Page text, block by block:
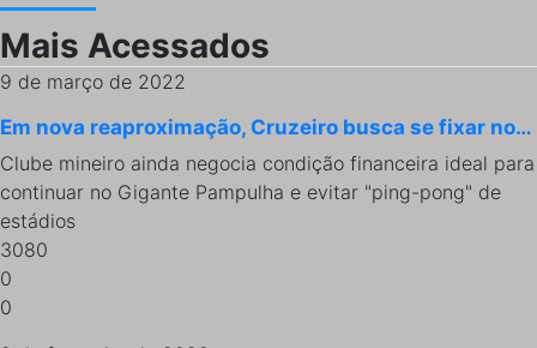
Mais Acessados
9 de março de 2022
Em nova reaproximação, Cruzeiro busca se fixar no…
Clube mineiro ainda negocia condição financeira ideal para
continuar no Gigante Pampulha e evitar "ping-pong" de
estádios
3080
0
0